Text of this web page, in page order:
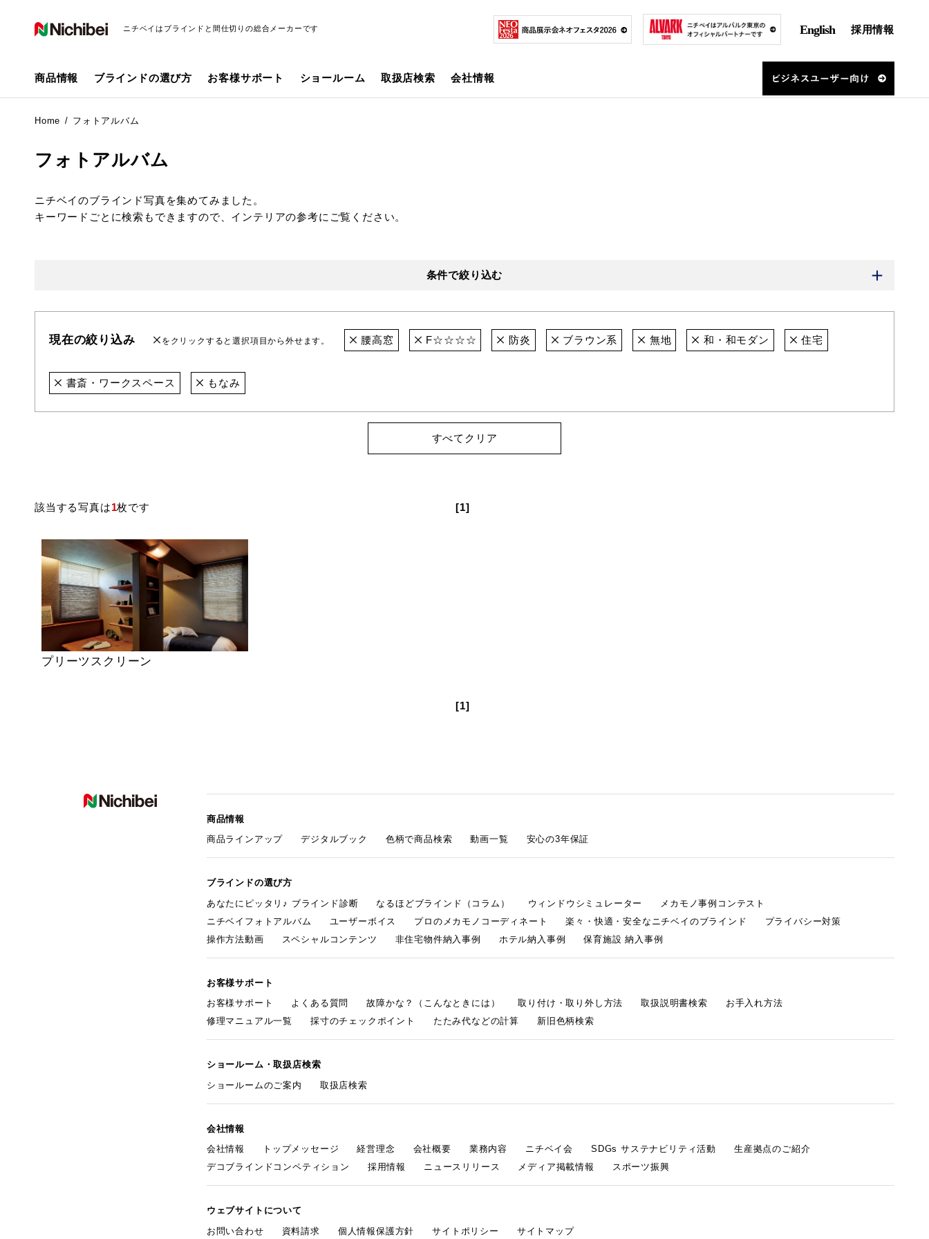
ニチベイはブラインドと間仕切りの総合メーカーです English 採用情報
商品情報 ブラインドの選び方 お客様サポート ショールーム 取扱店検索 会社情報
Home フォトアルバム
フォトアルバム
ニチベイのブラインド写真を集めてみました。
キーワードごとに検索もできますので、インテリアの参考にご覧ください。
条件で絞り込む
現在の絞り込み をクリックすると選択項目から外せます。 腰高窓 F☆☆☆☆ 防炎 ブラウン系 無地 和・和モダン 住宅
書斎・ワークスペース もなみ
すべてクリア
該当する写真は1枚です [1]
プリーツスクリーン
[1]
商品情報
商品ラインアップ
デジタルブック 色柄で商品検索 動画一覧 安心の3年保証
ブラインドの選び方
あなたにピッタリ♪ ブラインド診断
なるほどブラインド（コラム） ウィンドウシミュレーター
メカモノ事例コンテスト
ニチベイフォトアルバム
ユーザーボイス プロのメカモノコーディネート 楽々・快適・安全なニチベイのブラインド
プライバシー対策
操作方法動画
スペシャルコンテンツ 非住宅物件納入事例 ホテル納入事例 保育施設 納入事例
お客様サポート
お客様サポート
よくある質問 故障かな？（こんなときには） 取り付け・取り外し方法 取扱説明書検索
お手入れ方法
修理マニュアル一覧
採寸のチェックポイント たたみ代などの計算 新旧色柄検索
ショールーム・取扱店検索
ショールームのご案内
取扱店検索
会社情報
会社情報
トップメッセージ 経営理念 会社概要 業務内容 ニチベイ会 SDGs サステナビリティ活動
生産拠点のご紹介
デコブラインドコンペティション
採用情報 ニュースリリース メディア掲載情報 スポーツ振興
ウェブサイトについて
お問い合わせ
資料請求 個人情報保護方針 サイトポリシー サイトマップ